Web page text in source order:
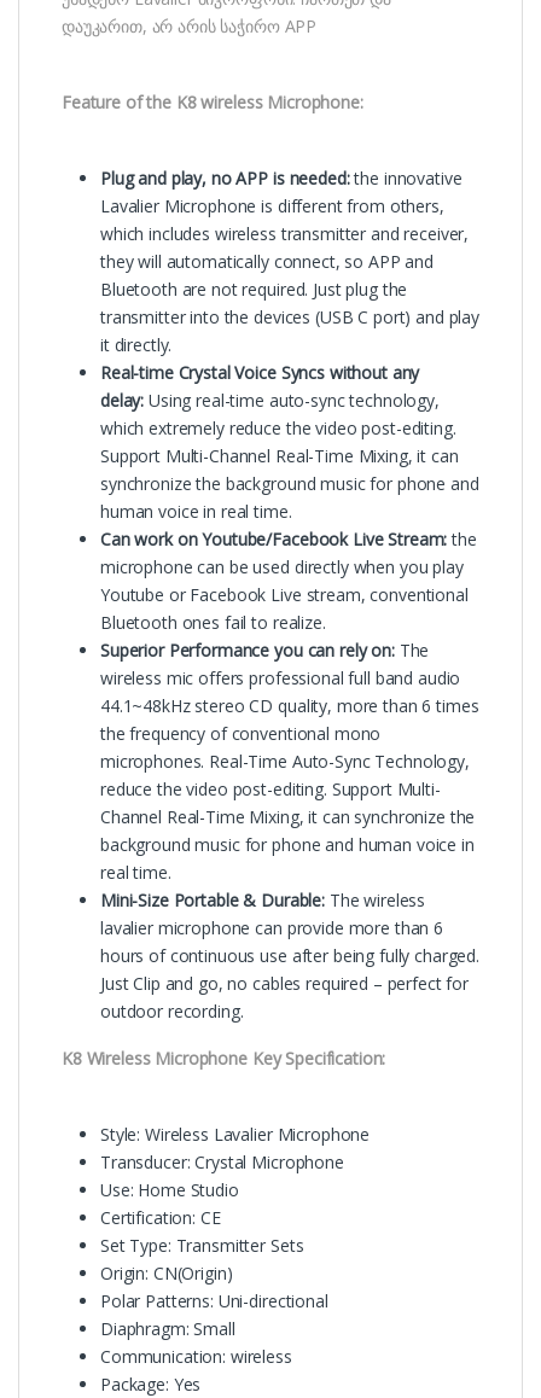
დაუკარით, არ არის საჭირო APP
Feature of the K8 wireless Microphone:
Plug and play, no APP is needed:the innovative
Lavalier Microphone is different from others,
which includes wireless transmitter and receiver,
they will automatically connect, so APP and
Bluetooth are not required. Just plug the
transmitter into the devices (USB C port) and play
it directly.
Real-time Crystal Voice Syncs without any
delay: Using real-time auto-sync technology,
which extremely reduce the video post-editing.
Support Multi-Channel Real-Time Mixing, it can
synchronize the background music for phone and
human voice in real time.
Can work on Youtube/Facebook Live Stream:the
microphone can be used directly when you play
Youtube or Facebook Live stream, conventional
Bluetooth ones fail to realize.
Superior Performance you can rely on:The
wireless mic offers professional full band audio
44.1~48kHz stereo CD quality, more than 6 times
the frequency of conventional mono
microphones. Real-Time Auto-Sync Technology,
reduce the video post-editing. Support Multi-
Channel Real-Time Mixing, it can synchronize the
background music for phone and human voice in
real time.
Mini-Size Portable & Durable:The wireless
lavalier microphone can provide more than 6
hours of continuous use after being fully charged.
Just Clip and go, no cables required – perfect for
outdoor recording.
K8 Wireless Microphone Key Specification:
Style: Wireless Lavalier Microphone
Transducer: Crystal Microphone
Use: Home Studio
Certification: CE
Set Type: Transmitter Sets
Origin: CN(Origin)
Polar Patterns: Uni-directional
Diaphragm: Small
Communication: wireless
Package: Yes